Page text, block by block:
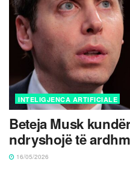
INTELIGJENCA ARTIFICIALE
Beteja Musk
ndryshojë të
16/05/2026